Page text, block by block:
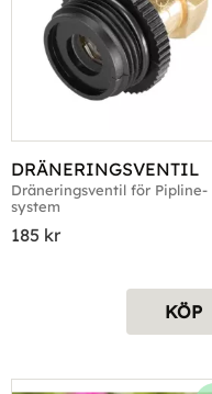
DRÄNERINGSVENTIL
Dräneringsventil för Pipline-
system
185 kr
KÖP